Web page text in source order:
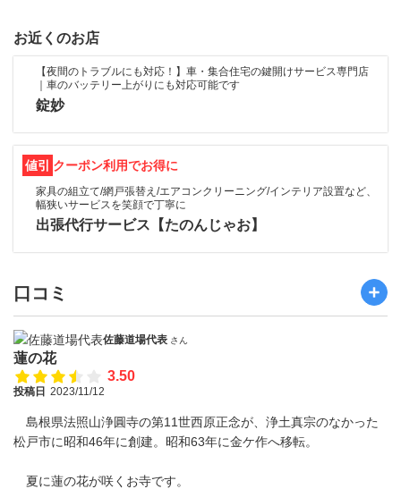
お近くのお店
【夜間のトラブルにも対応！】車・集合住宅の鍵開けサービス専門店
｜車のバッテリー上がりにも対応可能です
錠妙
値引 クーポン利用でお得に
家具の組立て/網戸張替え/エアコンクリーニング/インテリア設置など、
幅狭いサービスを笑顔で丁寧に
出張代行サービス【たのんじゃお】
口コミ
佐藤道場代表 さん
蓮の花
3.50
投稿日 2023/11/12
島根県法照山浄圓寺の第11世西原正念が、浄土真宗のなかった
松戸市に昭和46年に創建。昭和63年に金ケ作へ移転。
夏に蓮の花が咲くお寺です。